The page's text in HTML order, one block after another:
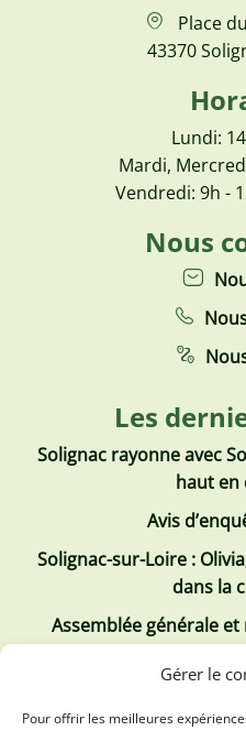
Gérer le
Pour offrir les meilleures
Place
43370
Lundi:
Mardi,
Vendredi: 9h -
Nous
Les
Solignac rayonne avec
haut en
Avis
Solignac-sur-Loire :
dans la
Assemblée générale
Club